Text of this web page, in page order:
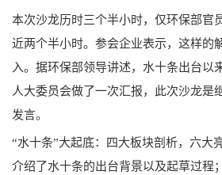
本次沙龙历时三个半小时，仅环保部官
近两个半小时。参会企业表示，这样的
入。据环保部领导讲述，水十条出台以
人大委员会做了一次汇报，此次沙龙是
发言。
“水十条”大起底：四大板块剖析，六大
介绍了水十条的出台背景以及起草过程